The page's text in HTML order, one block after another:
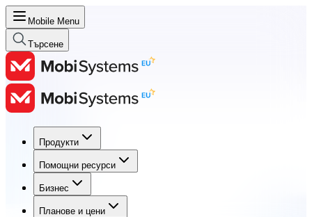
Mobile Menu
Търсене
Продукти
Помощни ресурси
Бизнес
Планове и цени
Продукти
Помощни ресурси
Бизнес
Планове и цени